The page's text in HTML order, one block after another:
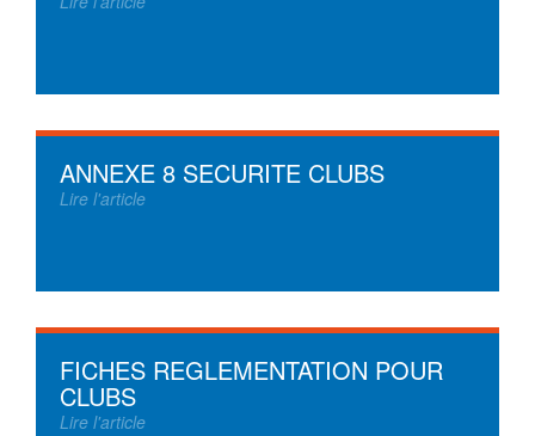
ANNEXE 8 SECURITE CLUBS
Lire l'article
FICHES REGLEMENTATION POUR
CLUBS
Lire l'article